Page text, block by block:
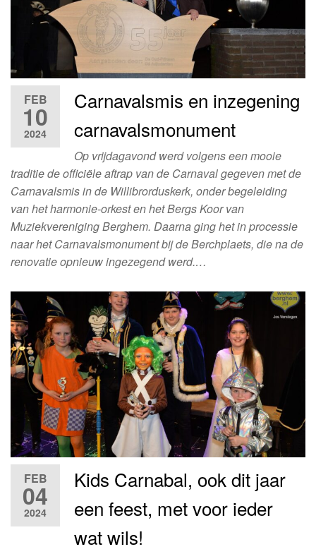
FEB
10
2024
Carnavalsmis en inzegening
carnavalsmonument
Op vrijdagavond werd volgens een mooie
traditie de officiële aftrap van de Carnaval gegeven met de
Carnavalsmis in de Willibrorduskerk, onder begeleiding
van het harmonie-orkest en het Bergs Koor van
Muziekvereniging Berghem. Daarna ging het in processie
naar het Carnavalsmonument bij de Berchplaets, die na de
renovatie opnieuw ingezegend werd.…
FEB
04
2024
Kids Carnabal, ook dit jaar
een feest, met voor ieder
wat wils!